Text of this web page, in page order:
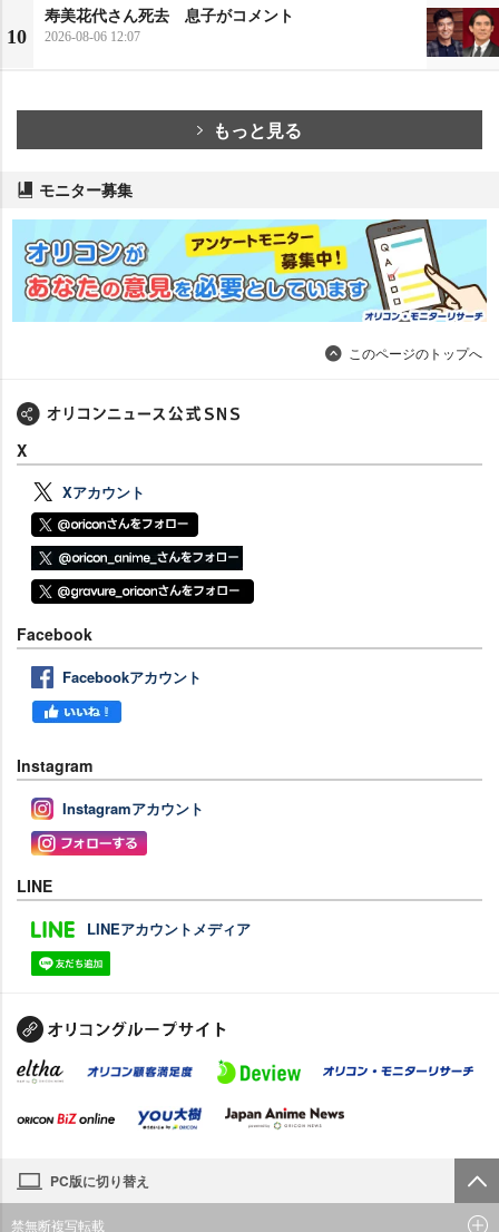
10
寿美花代さん死去 息子がコメント
2026-08-06 12:07
もっと見る
モニター募集
このページのトップへ
X
Xアカウント
Facebook
Facebookアカウント
Instagram
Instagramアカウント
LINE
LINEアカウントメディア
PC版に切り替え
禁無断複写転載